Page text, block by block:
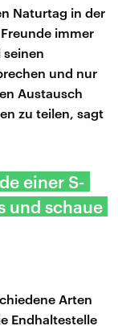
Naturtag in der
immer
und nur
Austausch
zu teilen, sagt
einer S-
und schaue
Arten
Endhaltestelle